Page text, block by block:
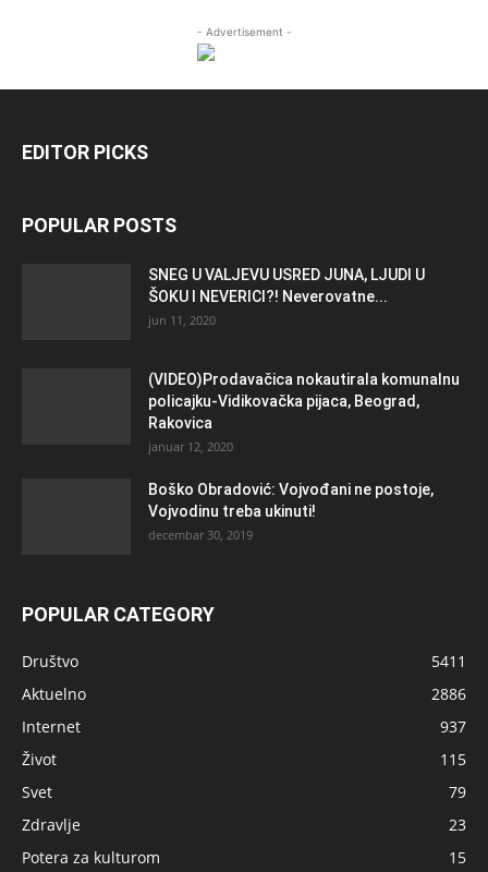
- Advertisement -
EDITOR PICKS
POPULAR POSTS
SNEG U VALJEVU USRED JUNA, LJUDI U
ŠOKU I NEVERICI?! Neverovatne...
jun 11, 2020
(VIDEO)Prodavačica nokautirala komunalnu
policajku-Vidikovačka pijaca, Beograd,
Rakovica
januar 12, 2020
Boško Obradović: Vojvođani ne postoje,
Vojvodinu treba ukinuti!
decembar 30, 2019
POPULAR CATEGORY
Društvo
5411
Aktuelno
2886
Internet
937
Život
115
Svet
79
Zdravlje
23
Potera za kulturom
15